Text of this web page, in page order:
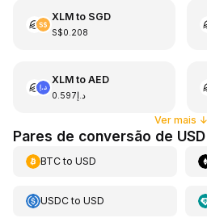
XLMto SGD
S$0.208
XLMto AED
د.إ0.597
Ver mais ↓
Pares de conversão de
BTCto USD
USDCto USD